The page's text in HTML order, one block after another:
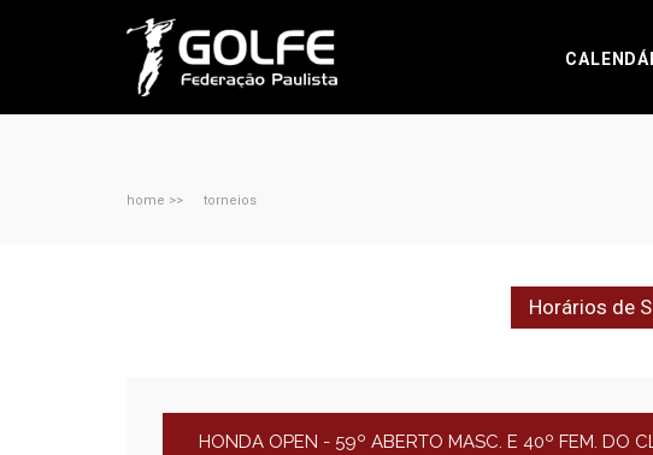
home >> torneios
Horários de
HONDA OPEN - 59º ABERTO MASC. E 40º FEM. DO